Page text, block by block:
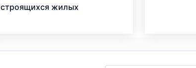
строящихся жилых